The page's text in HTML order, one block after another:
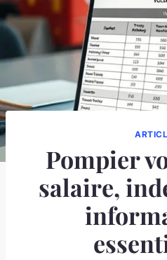
Pompier
salaire,